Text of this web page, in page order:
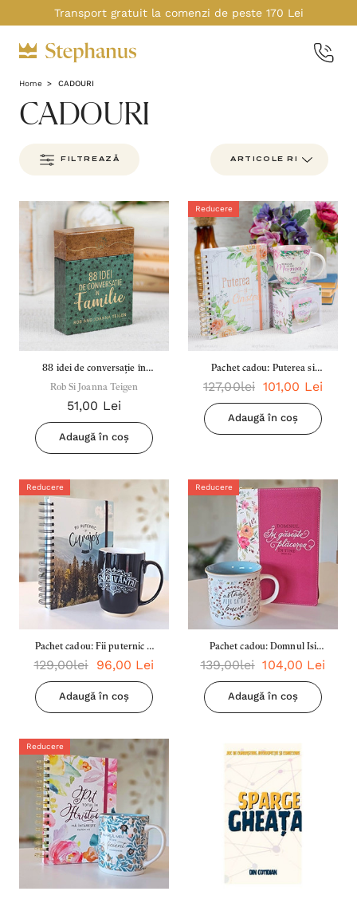
Transport gratuit la comenzi de peste 170 Lei
Home CADOURI
CADOURI
FILTREAZĂ
88 idei de conversație în
familie / cutie carduri
Rob Si Joanna Teigen
51,00 Lei
Adaugă în coș
Reducere
Pachet cadou: Puterea si
cinstea
127,00lei 101,00 Lei
Adaugă în coș
Reducere
Pachet cadou: Fii puternic si
curajos (jurnal spirala)
129,00lei 96,00 Lei
Adaugă în coș
Reducere
Pachet cadou: Domnul Isi
gaseste placerea
139,00lei 104,00 Lei
Adaugă în coș
Reducere